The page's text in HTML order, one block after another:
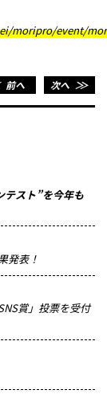
moripro/event/
へ 次へ＞＞
テスト”を今年も
発表！
賞」投票を受付